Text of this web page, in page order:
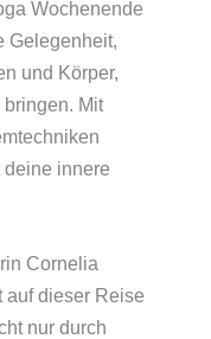
Wochenende
Gelegenheit,
und Körper,
Mit
innere
Cornelia
auf dieser Reise
nur durch